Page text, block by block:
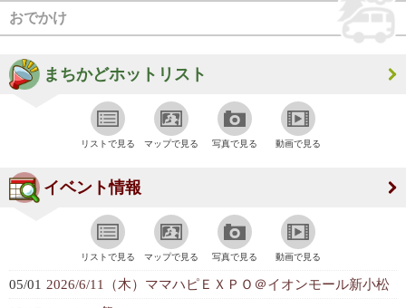
おでかけ
まちかどホットリスト
リストで見る マップで見る 写真で見る 動画で見る
イベント情報
リストで見る マップで見る 写真で見る 動画で見る
05/01 2026/6/11（木）ママハピＥＸＰＯ＠イオンモール新小松